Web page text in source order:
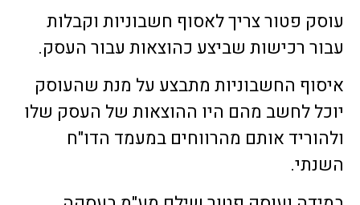
עוסק פטור צריך לאסוף חשבוניות וקבלות
עבור רכישות שביצע כהוצאות עבור העסק.
איסוף החשבוניות מתבצע על מנת שהעוסק
יוכל לחשב מהם היו ההוצאות של העסק שלו
ולהוריד אותם מהרווחים במעמד הדו"ח
השנתי.